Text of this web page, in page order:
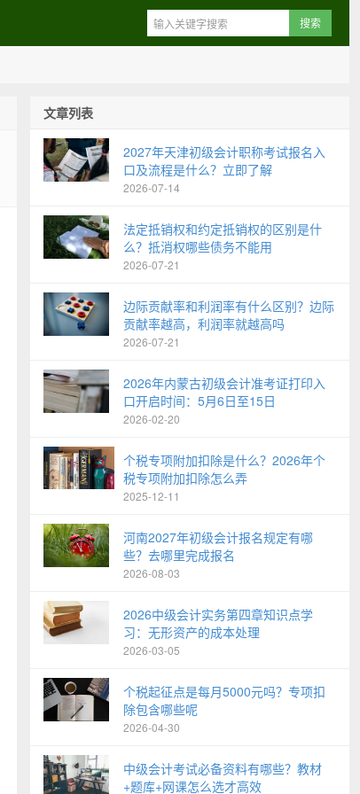
文章列表
2027年天津初级会计职称考试报名入
口及流程是什么？立即了解
2026-07-14
法定抵销权和约定抵销权的区别是什
么？抵消权哪些债务不能用
2026-07-21
边际贡献率和利润率有什么区别？边际
贡献率越高，利润率就越高吗
2026-07-21
2026年内蒙古初级会计准考证打印入
口开启时间：5月6日至15日
2026-02-20
个税专项附加扣除是什么？2026年个
税专项附加扣除怎么弄
2025-12-11
河南2027年初级会计报名规定有哪
些？去哪里完成报名
2026-08-03
2026中级会计实务第四章知识点学
习：无形资产的成本处理
2026-03-05
个税起征点是每月5000元吗？专项扣
除包含哪些呢
2026-04-30
中级会计考试必备资料有哪些？教材
+题库+网课怎么选才高效